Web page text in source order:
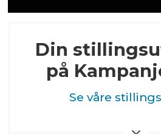
Din
på
Se våre